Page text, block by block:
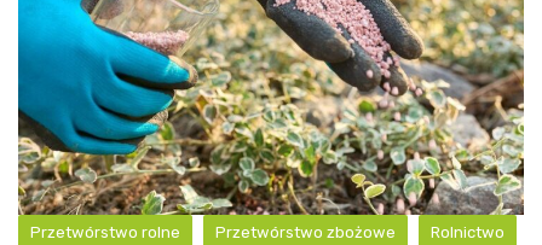
Przetwórstwo rolne Przetwórstwo zbożowe Rolnictwo